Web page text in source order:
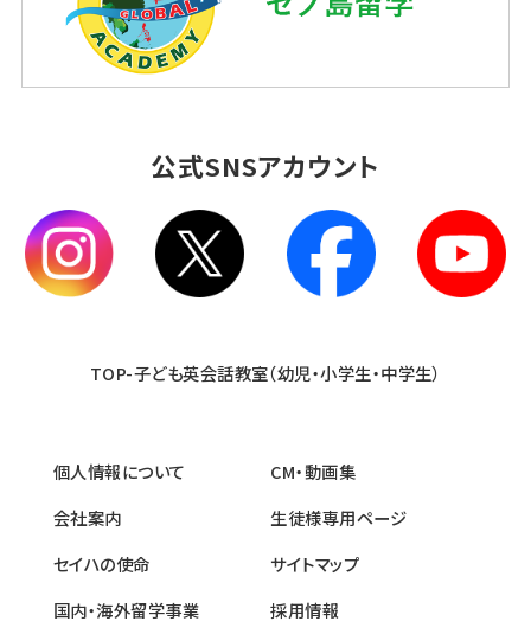
公式SNSアカウント
TOP-子ども英会話教室（幼児・小学生・中学生）
個人情報について
会社案内
セイハの使命
国内・海外留学事業
CM・動画集
生徒様専用ページ
サイトマップ
採用情報